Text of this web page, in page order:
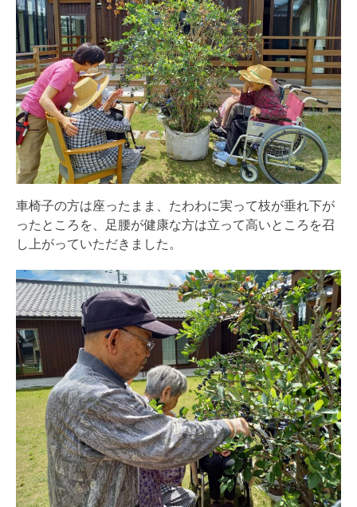
車椅子の方は座ったまま、たわわに実って枝が垂れ下が
ったところを、足腰が健康な方は立って高いところを召
し上がっていただきました。